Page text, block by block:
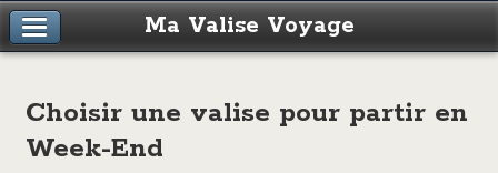
Ma Valise Voyage
Choisir une valise pour partir en
Week-End